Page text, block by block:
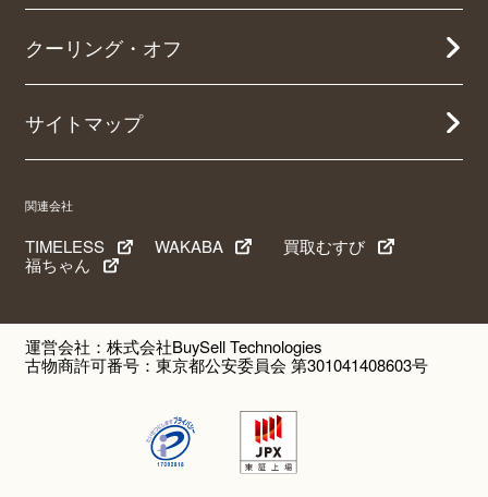
クーリング・オフ
サイトマップ
関連会社
TIMELESS WAKABA
買取むすび
福ちゃん
運営会社：株式会社BuySell Technologies
古物商許可番号：東京都公安委員会 第301041408603号